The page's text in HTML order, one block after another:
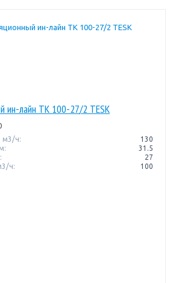
ин-лайн TK 100-27/2 TESK
м3/ч:
130
31.5
27
ч:
100